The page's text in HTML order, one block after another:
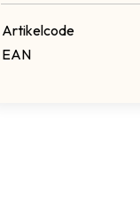
Artikelcode
EAN